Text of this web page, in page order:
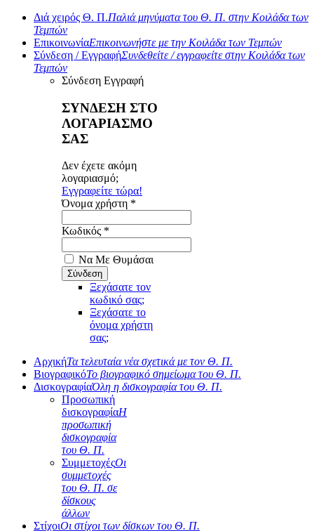
Διά χειρός Θ. Π.Παλιά μηνύματα του Θ. Π. στην Κοιλάδα των
Τεμπών
ΕπικοινωνίαΕπικοινωνήστε με την Κοιλάδα των Τεμπών
Σύνδεση / ΕγγραφήΣυνδεθείτε / εγγραφείτε στην Κοιλάδα των
Τεμπών
Σύνδεση Εγγραφή
ΣΥΝΔΕΣΗ ΣΤΟ
ΛΟΓΑΡΙΑΣΜΟ
ΣΑΣ
Δεν έχετε ακόμη
λογαριασμό;
Εγγραφείτε τώρα!
Όνομα χρήστη *
Κωδικός *
Να Με Θυμάσαι
Ξεχάσατε τον
κωδικό σας;
Ξεχάσατε το
όνομα χρήστη
σας;
ΑρχικήΤα τελευταία νέα σχετικά με τον Θ. Π.
ΒιογραφικόΤο βιογραφικό σημείωμα του Θ. Π.
ΔισκογραφίαΌλη η δισκογραφία του Θ. Π.
Προσωπική
δισκογραφίαΗ
προσωπική
δισκογραφία
του Θ. Π.
ΣυμμετοχέςΟι
συμμετοχές
του Θ. Π. σε
δίσκους
άλλων
ΣτίχοιΟι στίχοι των δίσκων του Θ. Π.